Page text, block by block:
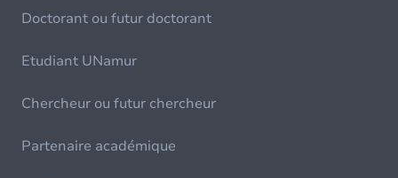
Doctorant ou futur doctorant
Etudiant UNamur
Chercheur ou futur chercheur
Partenaire académique